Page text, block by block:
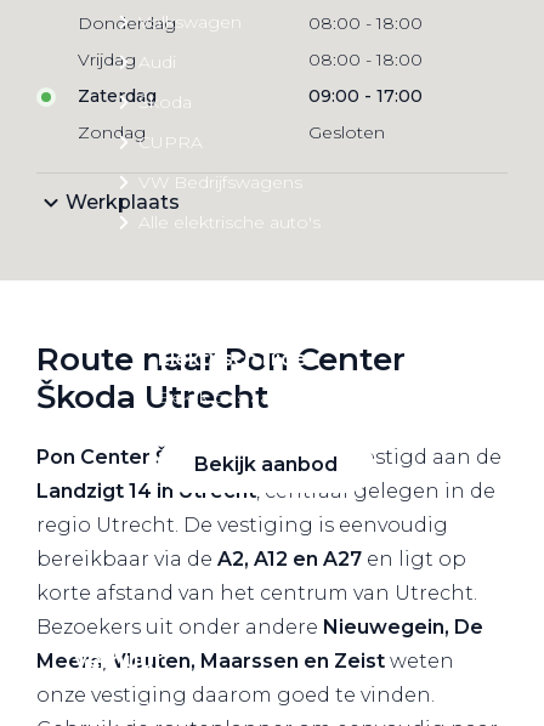
Volkswagen
Audi
Škoda
CUPRA
VW Bedrijfswagens
Alle elektrische auto's
Elektrisch rijden
Bekijk ons aanbod
Bekijk aanbod
Elektrisch rijden
Verhuur
Vestigingen
Donderdag
08:00 -18:00
Vrijdag
08:00 -18:00
Zaterdag
09:00 - 17:00
Zondag
Gesloten
Werkplaats
Route naar Pon Center
Škoda Utrecht
Pon Center Škoda Utrechtis gevestigd aan de
Landzigt 14 in Utrecht, centraal gelegen in de
regio Utrecht. De vestiging is eenvoudig
bereikbaar via de A2, A12 en A27 en ligt op
korte afstand van het centrum van Utrecht.
Bezoekers uit onder andere Nieuwegein, De
Meern, Vleuten, Maarssen en Zeist weten
onze vestiging daarom goed te vinden.